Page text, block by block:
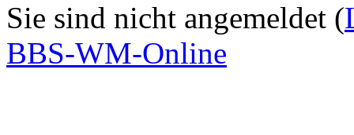
Sie sind nicht angemeldet (
BBS-WM-Online